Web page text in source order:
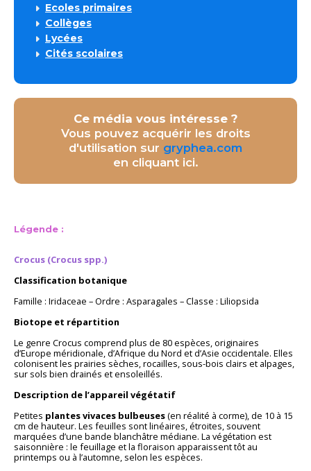
Ecoles primaires
Collèges
Lycées
Cités scolaires
Ce média vous intéresse ?
Vous pouvez acquérir les droits
d'utilisation sur gryphea.com
en cliquant ici.
Légende :
Crocus (Crocus spp.)
Classification botanique
Famille : Iridaceae – Ordre : Asparagales – Classe : Liliopsida
Biotope et répartition
Le genre Crocus comprend plus de 80 espèces, originaires
d’Europe méridionale, d’Afrique du Nord et d’Asie occidentale. Elles
colonisent les prairies sèches, rocailles, sous-bois clairs et alpages,
sur sols bien drainés et ensoleillés.
Description de l’appareil végétatif
Petites plantes vivaces bulbeuses(en réalité à corme), de 10 à 15
cm de hauteur. Les feuilles sont linéaires, étroites, souvent
marquées d’une bande blanchâtre médiane. La végétation est
saisonnière : le feuillage et la floraison apparaissent tôt au
printemps ou à l’automne, selon les espèces.